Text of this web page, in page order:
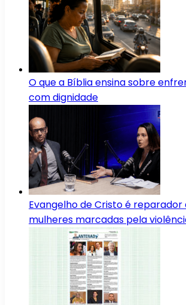
O que a Bíblia ensina sobre
com dignidade
Evangelho de Cristo é reparador
mulheres marcadas pela